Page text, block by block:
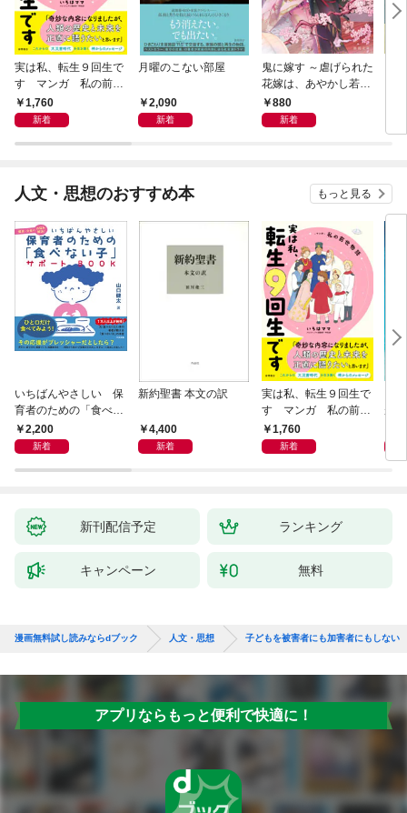
実は私、転生９回生で
す マンガ 私の前世
物語1,760
新着
月曜のこない部屋
2,090
新着
鬼に嫁す ～虐げられた
花嫁は、あやかし若頭
に溺愛される～
880
新着
人文・思想のおすすめ本 もっと見る
いちばんやさしい 保
育者のための「食べな
い子」サポートＢＯＯ
Ｋ 偏食・少食のお悩
2,200
新着
新約聖書 本文の訳
4,400
新着
実は私、転生９回生で
す マンガ 私の前世
物語1,760
新着
が
新刊配信予定 ランキング
キャンペーン 無料
漫画無料試し読みならdブック 人文・思想 子どもを被害者にも加害者にもしない
アプリならもっと便利で快適に！